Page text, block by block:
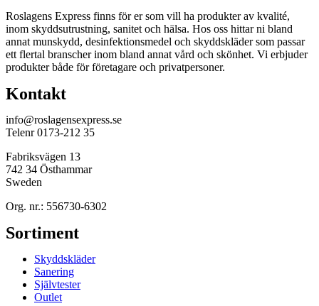
Roslagens Express finns för er som vill ha produkter av kvalité,
inom skyddsutrustning, sanitet och hälsa. Hos oss hittar ni bland
annat munskydd, desinfektionsmedel och skyddskläder som passar
ett flertal branscher inom bland annat vård och skönhet. Vi erbjuder
produkter både för företagare och privatpersoner.
Kontakt
info@roslagensexpress.se
Telenr 0173-212 35
Fabriksvägen 13
742 34 Östhammar
Sweden
Org. nr.: 556730-6302
Sortiment
Skyddskläder
Sanering
Självtester
Outlet